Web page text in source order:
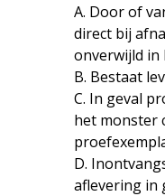
A. Door of
direct bij
onverwijld in
B. Bestaat
C. In geval
het monster
D.
aflevering in